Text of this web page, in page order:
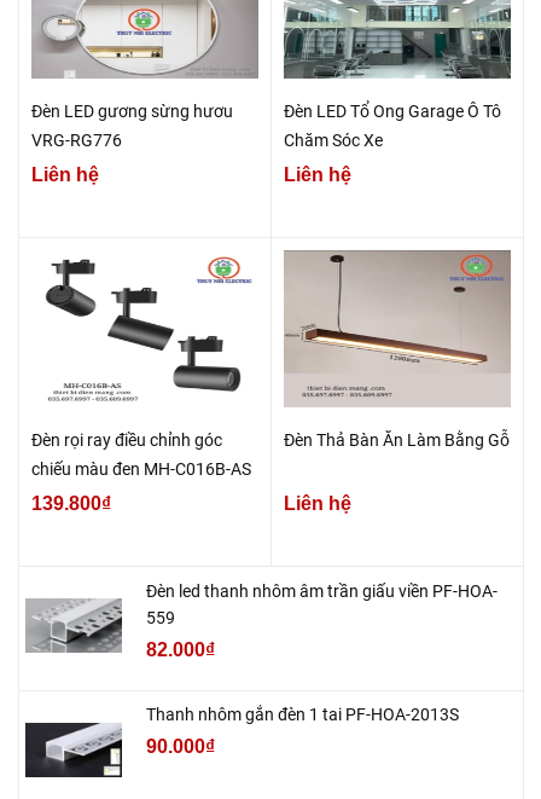
Đèn LED gương sừng hươu
VRG-RG776
Liên hệ
Đèn LED Tổ Ong Garage Ô Tô
Chăm Sóc Xe
Liên hệ
Đèn rọi ray điều chỉnh góc
chiếu màu đen MH-C016B-AS
139.800₫
Đèn Thả Bàn Ăn Làm Bằng Gỗ
Liên hệ
Đèn led thanh nhôm âm trần giấu viền PF-HOA-
559
82.000₫
Thanh nhôm gắn đèn 1 tai PF-HOA-2013S
90.000₫